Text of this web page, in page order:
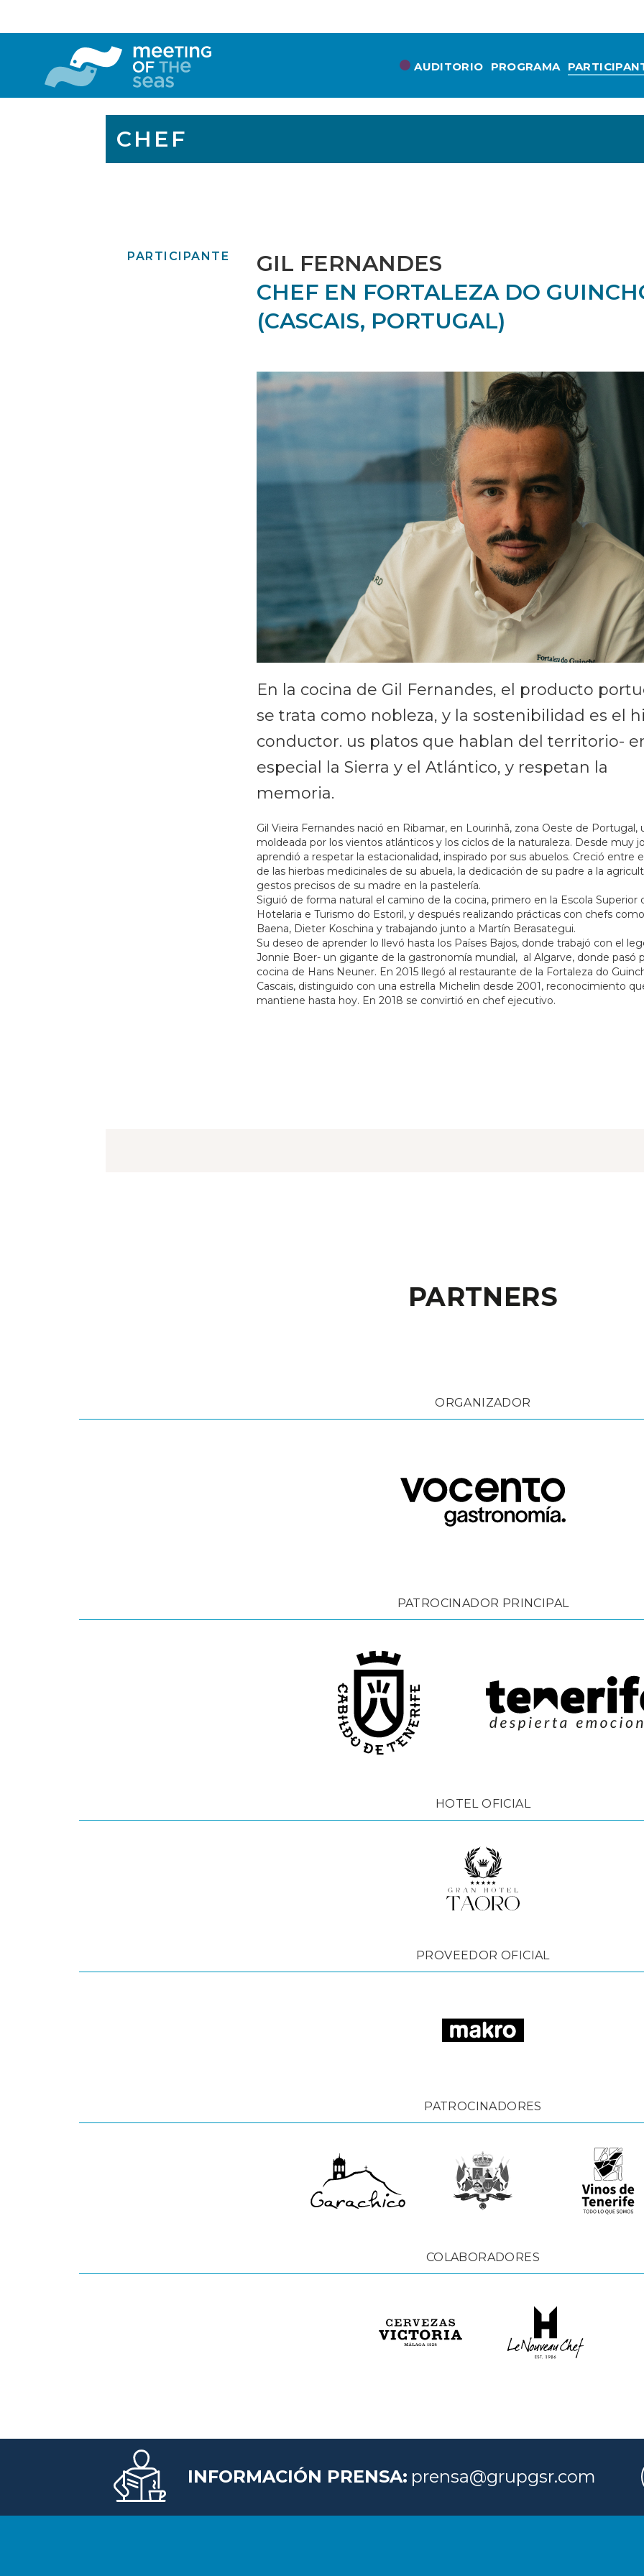
AUDITORIO PROGRAMA
CHEF
PARTICIPANTE
GIL FERNANDES
CHEF EN FORTALEZA DO
(CASCAIS, PORTUGAL)
En la cocina de Gil Fernandes, el producto
se trata como nobleza, y la sostenibilidad es el
conductor. us platos que hablan del territorio-
especial la Sierra y el Atlántico, y respetan la
memoria.
Gil Vieira Fernandes nació en Ribamar, en Lourinhã, zona Oeste de Portugal,
moldeada por los vientos atlánticos y los ciclos de la naturaleza. Desde muy
aprendió a respetar la estacionalidad, inspirado por sus abuelos. Creció entre
de las hierbas medicinales de su abuela, la dedicación de su padre a la
gestos precisos de su madre en la pastelería.
Siguió de forma natural el camino de la cocina, primero en la Escola Superior
Hotelaria e Turismo do Estoril, y después realizando prácticas con chefs
Baena, Dieter Koschina y trabajando junto a Martín Berasategui.
Su deseo de aprender lo llevó hasta los Países Bajos, donde trabajó con el
Jonnie Boer- un gigante de la gastronomía mundial, al Algarve, donde pasó
cocina de Hans Neuner. En 2015 llegó al restaurante de la Fortaleza do
Cascais, distinguido con una estrella Michelin desde 2001, reconocimiento
mantiene hasta hoy. En 2018 se convirtió en chef ejecutivo.
PARTNERS
ORGANIZADOR
PATROCINADOR PRINCIPAL
HOTEL OFICIAL
PROVEEDOR OFICIAL
PATROCINADORES
COLABORADORES
INFORMACIÓN PRENSA: prensa@grupgsr.com